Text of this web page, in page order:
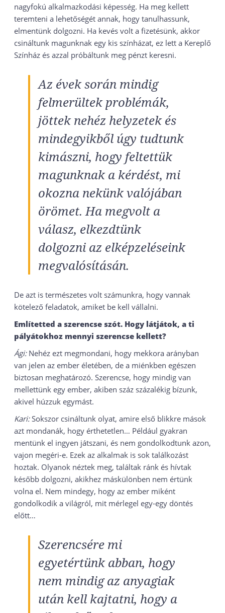
nagyfokú alkalmazkodási képesség. Ha meg kellett
teremteni a lehetőségét annak, hogy tanulhassunk,
elmentünk dolgozni. Ha kevés volt a fizetésünk, akkor
csináltunk magunknak egy kis színházat, ez lett a Kereplő
Színház és azzal próbáltunk meg pénzt keresni.
Az évek során mindig
felmerültek problémák,
jöttek nehéz helyzetek és
mindegyikből úgy tudtunk
kimászni, hogy feltettük
magunknak a kérdést, mi
okozna nekünk valójában
örömet. Ha megvolt a
válasz, elkezdtünk
dolgozni az elképzeléseink
megvalósításán.
De azt is természetes volt számunkra, hogy vannak
kötelező feladatok, amiket be kell vállalni.
Említetted a szerencse szót. Hogy látjátok, a ti
pályátokhoz mennyi szerencse kellett?
Ági: Nehéz ezt megmondani, hogy mekkora arányban
van jelen az ember életében, de a miénkben egészen
biztosan meghatározó. Szerencse, hogy mindig van
mellettünk egy ember, akiben száz százalékig bízunk,
akivel húzzuk egymást.
Kari:Sokszor csináltunk olyat, amire első blikkre mások
azt mondanák, hogy érthetetlen… Például gyakran
mentünk el ingyen játszani, és nem gondolkodtunk azon,
vajon megéri-e. Ezek az alkalmak is sok találkozást
hoztak. Olyanok néztek meg, találtak ránk és hívtak
később dolgozni, akikhez máskülönben nem értünk
volna el. Nem mindegy, hogy az ember miként
gondolkodik a világról, mit mérlegel egy-egy döntés
előtt…
Szerencsére mi
egyetértünk abban, hogy
nem mindig az anyagiak
után kell kajtatni, hogy a